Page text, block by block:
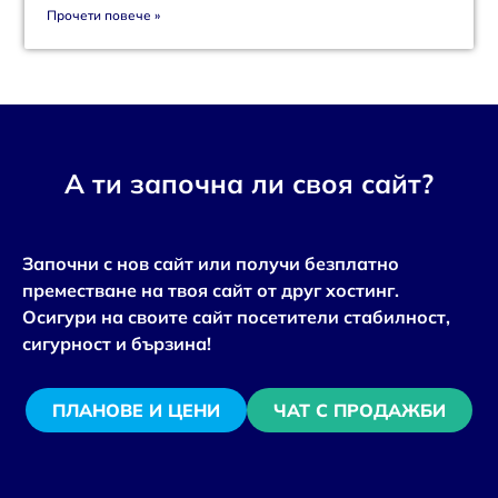
Прочети повече »
А ти започна ли своя сайт?
Започни с нов сайт или получи безплатно
преместване на твоя сайт от друг хостинг.
Осигури на своите сайт посетители стабилност,
сигурност и бързина!
ПЛАНОВЕ И ЦЕНИ ЧАТ С ПРОДАЖБИ